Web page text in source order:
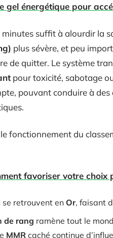
gel énergétique pour
suffit à alourdir la
plus sévère, et peu
de quitter. Le système
pour toxicité, sabotage
pouvant conduire à
fonctionnement du
favoriser votre choix
se retrouvent en Or, faisant
de rang ramène tout le
MMR caché continue